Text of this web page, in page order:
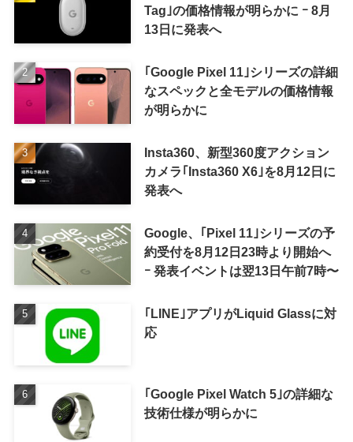
Tag｣の価格情報が明らかに ｰ 8月
13日に発表へ
｢Google Pixel 11｣シリーズの詳細
なスペックと全モデルの価格情報
が明らかに
Insta360、新型360度アクション
カメラ｢Insta360 X6｣を8月12日に
発表へ
Google、｢Pixel 11｣シリーズの予
約受付を8月12日23時より開始へ
ｰ 発表イベントは翌13日午前7時〜
｢LINE｣アプリがLiquid Glassに対
応
｢Google Pixel Watch 5｣の詳細な
技術仕様が明らかに